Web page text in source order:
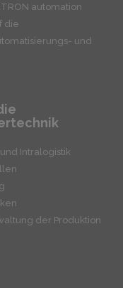
automation
die
und
Intralogistik
der Produktion